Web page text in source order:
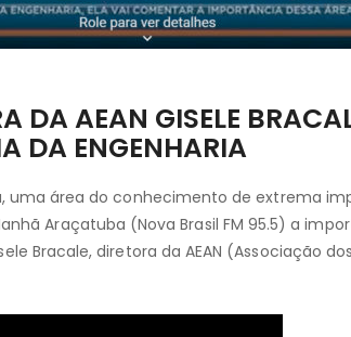
DA AEAN GISELE
DA ENGENHARIA
uma área do conhecimento de extrema
Araçatuba (Nova Brasil FM 95.5) a
Bracale, diretora da AEAN (Associação